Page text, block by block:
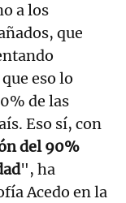
a los
que
eso lo
de las
Eso sí, con
del 90%
", ha
Acedo en la